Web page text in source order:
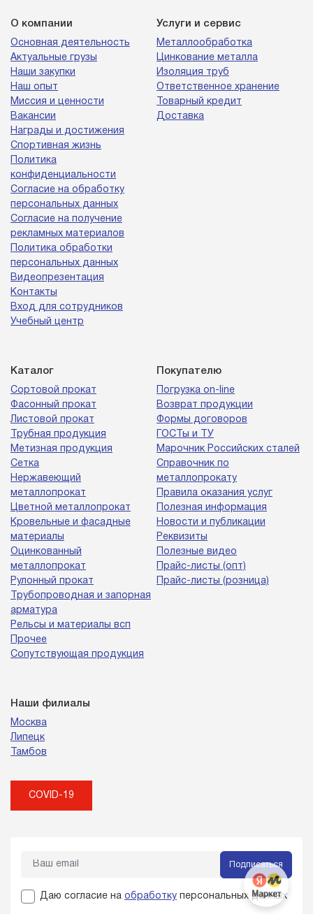
О компании
Основная деятельность
Актуальные грузы
Наши закупки
Наш опыт
Миссия и ценности
Вакансии
Награды и достижения
Спортивная жизнь
Политика
конфиденциальности
Согласие на обработку
персональных данных
Согласие на получение
рекламных материалов
Политика обработки
персональных данных
Видеопрезентация
Контакты
Вход для сотрудников
Учебный центр
Услуги и сервис
Металлообработка
Цинкование металла
Изоляция труб
Ответственное хранение
Товарный кредит
Доставка
Каталог
Сортовой прокат
Фасонный прокат
Листовой прокат
Трубная продукция
Метизная продукция
Сетка
Нержавеющий
металлопрокат
Цветной металлопрокат
Кровельные и фасадные
материалы
Оцинкованный
металлопрокат
Рулонный прокат
Трубопроводная и запорная
арматура
Рельсы и материалы всп
Прочее
Сопутствующая продукция
Покупателю
Погрузка on-line
Возврат продукции
Формы договоров
ГОСТы и ТУ
Марочник Российских сталей
Справочник по
металлопрокату
Правила оказания услуг
Полезная информация
Новости и публикации
Реквизиты
Полезные видео
Прайс-листы (опт)
Прайс-листы (розница)
Наши филиалы
Москва
Липецк
Тамбов
COVID-19
Подписаться
Даю согласие на обработку персональных данных